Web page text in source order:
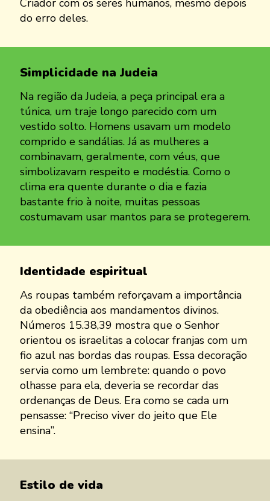
Criador com os seres humanos, mesmo depois
do erro deles.
Simplicidade na Judeia
Na região da Judeia, a peça principal era a
túnica, um traje longo parecido com um
vestido solto. Homens usavam um modelo
comprido e sandálias. Já as mulheres a
combinavam, geralmente, com véus, que
simbolizavam respeito e modéstia. Como o
clima era quente durante o dia e fazia
bastante frio à noite, muitas pessoas
costumavam usar mantos para se protegerem.
Identidade espiritual
As roupas também reforçavam a importância
da obediência aos mandamentos divinos.
Números 15.38,39 mostra que o Senhor
orientou os israelitas a colocar franjas com um
fio azul nas bordas das roupas. Essa decoração
servia como um lembrete: quando o povo
olhasse para ela, deveria se recordar das
ordenanças de Deus. Era como se cada um
pensasse: “Preciso viver do jeito que Ele
ensina”.
Estilo de vida